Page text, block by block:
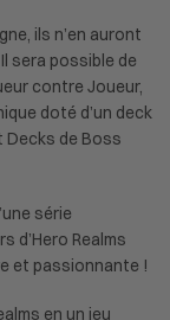
ils n’en auront
sera possible de
contre Joueur,
doté d’un deck
Decks de Boss
série
d’Hero Realms
et passionnante !
en un jeu